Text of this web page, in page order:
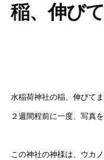
稲、伸び
生
塾
水稲荷神社の稲、伸びてま
２週間程前に一度、写真
この神社の神様は、ウカ